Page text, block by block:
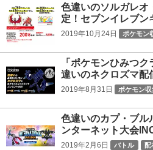
色違いのソルガレオ
定！セブンイレブン
2019年10月24日 ポケモン
「ポケモンひみつ
違いのネクロズマ配
2019年8月31日 ポケモン収
色違いのカプ・ブル
ンターネット大会
2019年2月6日 バトル 配